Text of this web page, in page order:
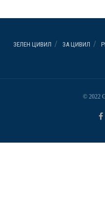
ЗЕЛЕН ЦИВИЛ ЗА ЦИВИЛ
© 2022